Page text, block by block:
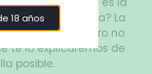
de marihuana? La
complicada, pero no
te lo explicaremos de
posible.
18 años